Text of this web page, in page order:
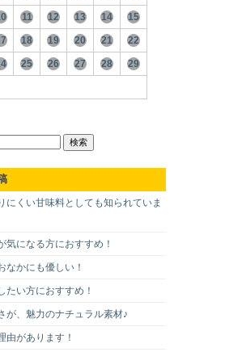
11 12 13 14 15
18 19 20 21 22
25 26 27 28 29
にくい甘味料としても知られていま
気になる方におすすめ！
なかにも優しい！
たい方におすすめ！
が、魅力のナチュラル素材♪
由があります！